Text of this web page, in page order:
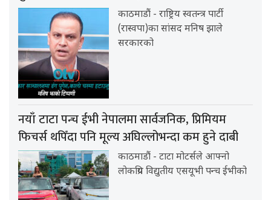
काठमाडौं - राष्ट्रिय स्वतन्त्र पार्टी
(रास्वपा)का सांसद मनिष झाले
सरकारको
नयाँ टाटा पन्च ईभी नेपालमा सार्वजनिक, प्रिमियम
फिचर्स थपिँदा पनि मूल्य अघिल्लोभन्दा कम हुने दाबी
काठमाडौं - टाटा मोटर्सले आफ्नो
लोकप्रिय विद्युतीय एसयूभी पन्च ईभीको